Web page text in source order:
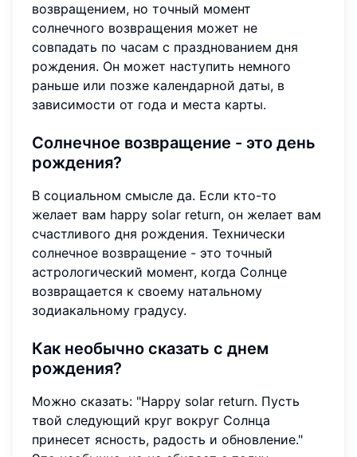
возвращением, но точный момент
солнечного возвращения может не
совпадать по часам с празднованием дня
рождения. Он может наступить немного
раньше или позже календарной даты, в
зависимости от года и места карты.
Солнечное возвращение - это день
рождения?
В социальном смысле да. Если кто-то
желает вам happy solar return, он желает вам
счастливого дня рождения. Технически
солнечное возвращение - это точный
астрологический момент, когда Солнце
возвращается к своему натальному
зодиакальному градусу.
Как необычно сказать с днем
рождения?
Можно сказать: "Happy solar return. Пусть
твой следующий круг вокруг Солнца
принесет ясность, радость и обновление."